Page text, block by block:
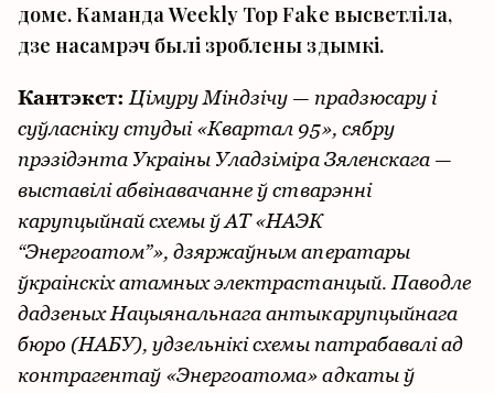
доме. Каманда Weekly Top Fake высветліла,
дзе насамрэч былі зроблены здымкі.
Кантэкст: Цімуру Міндзічу — прадзюсару і
суўласніку студыі «Квартал 95», сябру
прэзідэнта Украіны Уладзіміра Зяленскага —
выставілі абвінавачанне ў стварэнні
карупцыйнай схемы ў АТ «НАЭК
“Энергоатом”», дзяржаўным аператары
ўкраінскіх атамных электрастанцый. Паводле
дадзеных Нацыянальнага антыкарупцыйнага
бюро (НАБУ), удзельнікі схемы патрабавалі ад
контрагентаў «Энергоатома» адкаты ў